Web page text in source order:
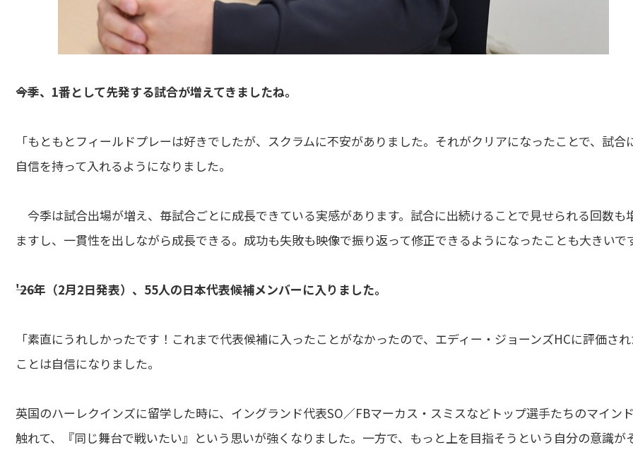
――今季、1番として先発する試合が増えてきましたね。
「もともとフィールドプレーは好きでしたが、スクラムに不安がありました。それがクリアになったことで、試合
自信を持って入れるようになりました。
今季は試合出場が増え、毎試合ごとに成長できている実感があります。試合に出続けることで見せられる回数も
ますし、一貫性を出しながら成長できる。成功も失敗も映像で振り返って修正できるようになったことも大きいで
――'26年（2月2日発表）、55人の日本代表候補メンバーに入りました。
「素直にうれしかったです！これまで代表候補に入ったことがなかったので、エディー・ジョーンズHCに評価さ
ことは自信になりました。
英国のハーレクインズに留学した時に、イングランド代表SO／FBマーカス・スミスなどトップ選手たちのマイン
触れて、『同じ舞台で戦いたい』という思いが強くなりました。一方で、もっと上を目指そうという自分の意識が